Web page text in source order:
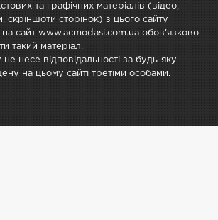
та графічних матеріалів (відео,
скріншоти сторінок) з цього сайту
сайт www.acmodasi.com.ua обов'язково
такий матеріал.
не несе відповідальності за будь-яку
на цьому сайті третіми особами.